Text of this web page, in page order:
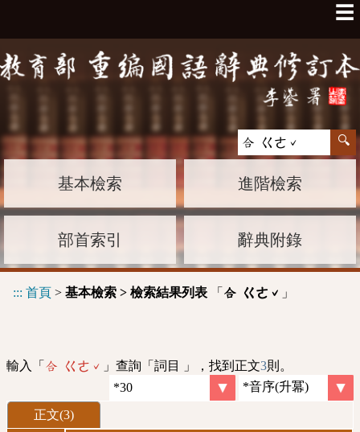
☰
基本檢索 進階檢索
部首索引 辭典附錄
::: 首頁 > 基本檢索 > 檢索結果列表 「 合 ㄍㄜˇ 」
輸入「 合 ㄍㄜˇ 」查詢「詞目 」，找到正文3則。
正文(3)